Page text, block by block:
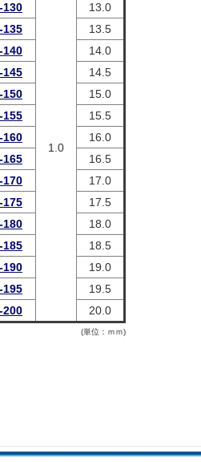
(単位：ｍｍ)
1.0
130
13.0
135
13.5
140
14.0
145
14.5
150
15.0
155
15.5
160
16.0
165
16.5
170
17.0
175
17.5
180
18.0
185
18.5
190
19.0
195
19.5
200
20.0